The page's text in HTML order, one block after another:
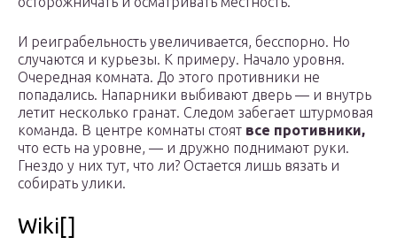
И реиграбельность увеличивается, бесспорно. Но
случаются и курьезы. К примеру. Начало уровня.
Очередная комната. До этого противники не
попадались. Напарники выбивают дверь — и внутрь
летит несколько гранат. Следом забегает штурмовая
команда. В центре комнаты стоят все противники,
что есть на уровне, — и дружно поднимают руки.
Гнездо у них тут, что ли? Остается лишь вязать и
собирать улики.
Wiki[]